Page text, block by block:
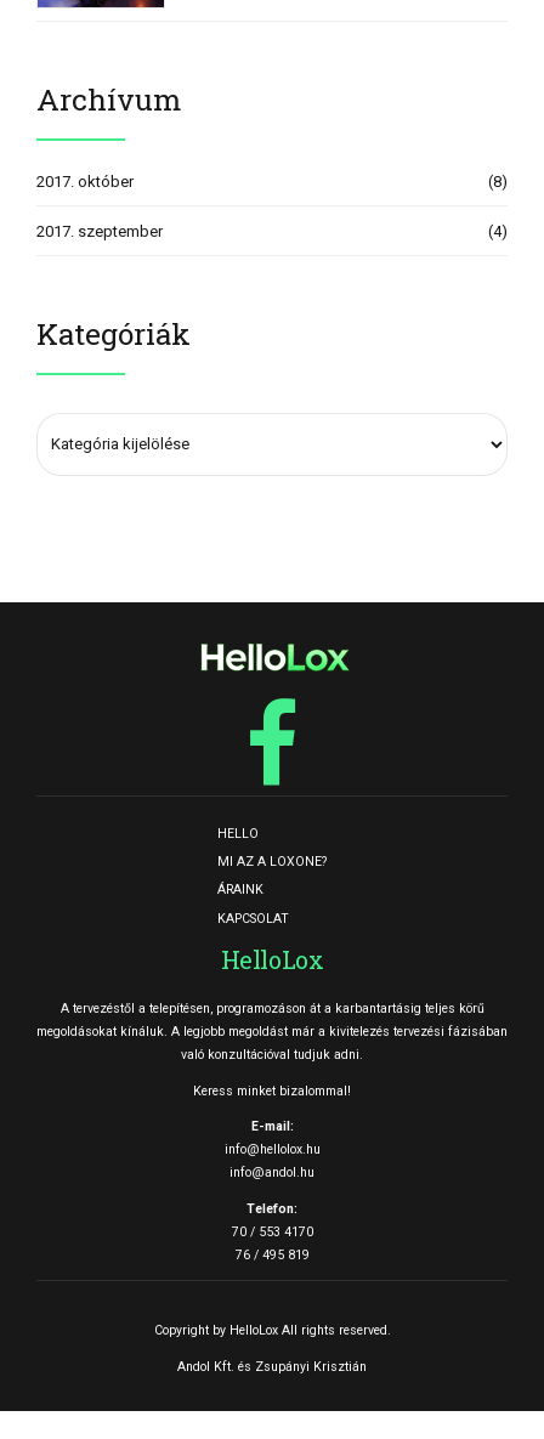
Archívum
2017. október (8)
2017. szeptember (4)
Kategóriák
HELLO
MI AZ A LOXONE?
ÁRAINK
KAPCSOLAT
HelloLox
A tervezéstől a telepítésen, programozáson át a karbantartásig teljes körű
megoldásokat kínáluk. A legjobb megoldást már a kivitelezés tervezési fázisában
való konzultációval tudjuk adni.
Keress minket bizalommal!
E-mail:
info@hellolox.hu
info@andol.hu
Telefon:
70 / 553 4170
76 / 495 819
Copyright by HelloLox All rights reserved.
Andol Kft. és Zsupányi Krisztián